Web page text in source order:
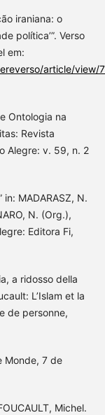
iraniana: o
política’”. Verso
em:
article/view/
e Ontologia na
Revista
Alegre: v. 59, n. 2
in: MADARASZ, N.
N. (Org.),
Editora Fi,
a ridosso della
L’Islam et la
de personne,
Monde, 7 de
Michel.